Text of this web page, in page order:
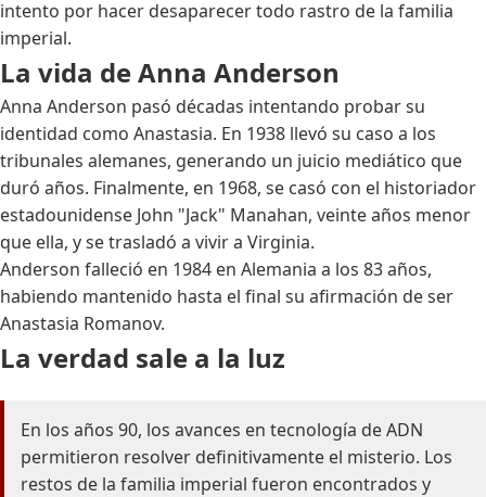
intento por hacer desaparecer todo rastro de la familia
imperial.
La vida de Anna Anderson
Anna Anderson pasó décadas intentando probar su
identidad como Anastasia. En 1938 llevó su caso a los
tribunales alemanes, generando un juicio mediático que
duró años. Finalmente, en 1968, se casó con el historiador
estadounidense John "Jack" Manahan, veinte años menor
que ella, y se trasladó a vivir a Virginia.
Anderson falleció en 1984 en Alemania a los 83 años,
habiendo mantenido hasta el final su afirmación de ser
Anastasia Romanov.
La verdad sale a la luz
En los años 90, los avances en tecnología de ADN
permitieron resolver definitivamente el misterio. Los
restos de la familia imperial fueron encontrados y